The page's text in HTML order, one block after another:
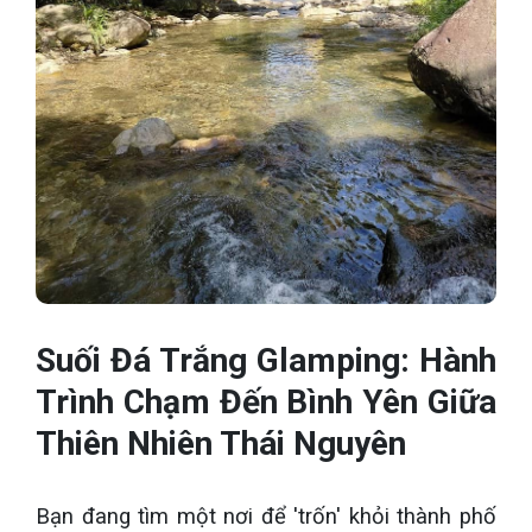
Suối Đá Trắng Glamping: Hành
Trình Chạm Đến Bình Yên Giữa
Thiên Nhiên Thái Nguyên
Bạn đang tìm một nơi để 'trốn' khỏi thành phố